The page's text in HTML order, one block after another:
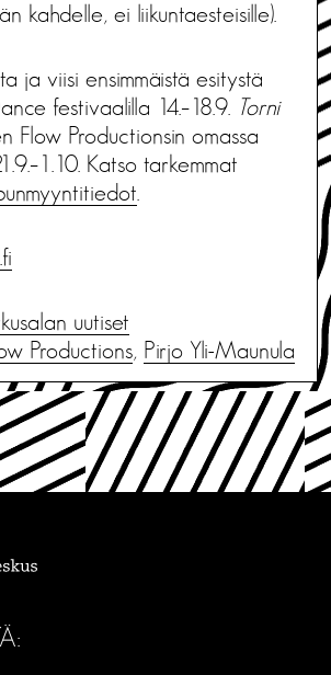
kahdelle, ei liikuntaesteisille).
ja viisi ensimmäistä esitystä
festivaalilla 14.–18.9. Torni
Flow Productionsin omassa
Katso tarkemmat
uutiset
Productions, Pirjo Yli-Maunula